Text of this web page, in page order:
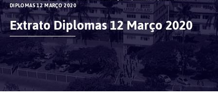
DIPLOMAS 12 MARÇO 2020
Extrato Diplomas 12 Março 2020